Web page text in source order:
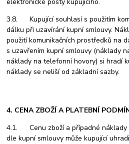
3.8. Kupující souhlasí s použitím
dálku při uzavírání kupní smlouvy.
použití komunikačních prostředků na
s uzavřením kupní smlouvy (náklady
náklady na telefonní hovory) si hradí
náklady se neliší od základní sazby.
4. CENA ZBOŽÍ A PLATEBNÍ
4.1. Cenu zboží a případné náklady
dle kupní smlouvy může kupující